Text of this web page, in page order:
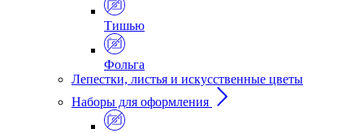
Тишью
Фольга
Лепестки, листья и искусственные цветы
Наборы для оформления